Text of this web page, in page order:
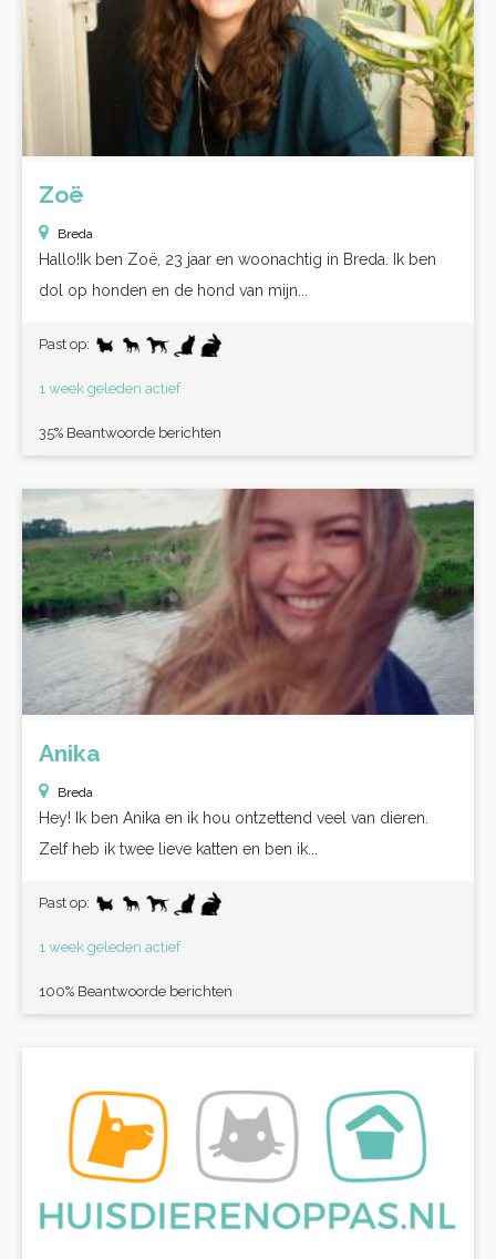
Zoë
Breda
Hallo!Ik ben Zoë, 23 jaar en woonachtig in Breda. Ik ben
dol op honden en de hond van mijn...
Past op:
1 week geleden actief
35% Beantwoorde berichten
Anika
Breda
Hey! Ik ben Anika en ik hou ontzettend veel van dieren.
Zelf heb ik twee lieve katten en ben ik...
Past op:
1 week geleden actief
100% Beantwoorde berichten